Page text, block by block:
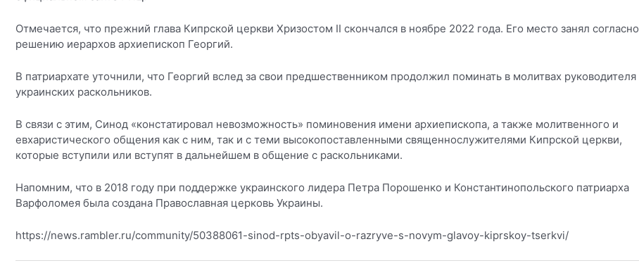
Отмечается, что прежний глава Кипрской церкви Хризостом II скончался в ноябре 2022 года. Его место занял согласно
решению иерархов архиепископ Георгий.
В патриархате уточнили, что Георгий вслед за свои предшественником продолжил поминать в молитвах руководителя
украинских раскольников.
В связи с этим, Синод «констатировал невозможность» поминовения имени архиепископа, а также молитвенного и
евхаристического общения как с ним, так и с теми высокопоставленными священнослужителями Кипрской церкви,
которые вступили или вступят в дальнейшем в общение с раскольниками.
Напомним, что в 2018 году при поддержке украинского лидера Петра Порошенко и Константинопольского патриарха
Варфоломея была создана Православная церковь Украины.
https://news.rambler.ru/community/50388061-sinod-rpts-obyavil-o-razryve-s-novym-glavoy-kiprskoy-tserkvi/